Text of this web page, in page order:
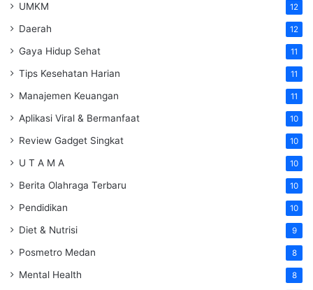
UMKM 12
Daerah 12
Gaya Hidup Sehat 11
Tips Kesehatan Harian 11
Manajemen Keuangan 11
Aplikasi Viral & Bermanfaat 10
Review Gadget Singkat 10
U T A M A 10
Berita Olahraga Terbaru 10
Pendidikan 10
Diet & Nutrisi 9
Posmetro Medan 8
Mental Health 8